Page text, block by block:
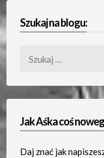
Szukaj na blogu:
Jak Aśka coś
Daj znać jak